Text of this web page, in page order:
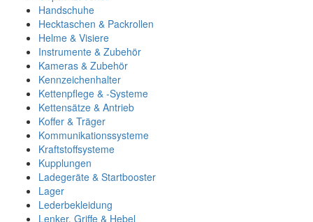
Handschuhe
Hecktaschen & Packrollen
Helme & Visiere
Instrumente & Zubehör
Kameras & Zubehör
Kennzeichenhalter
Kettenpflege & -Systeme
Kettensätze & Antrieb
Koffer & Träger
Kommunikationssysteme
Kraftstoffsysteme
Kupplungen
Ladegeräte & Startbooster
Lager
Lederbekleidung
Lenker, Griffe & Hebel